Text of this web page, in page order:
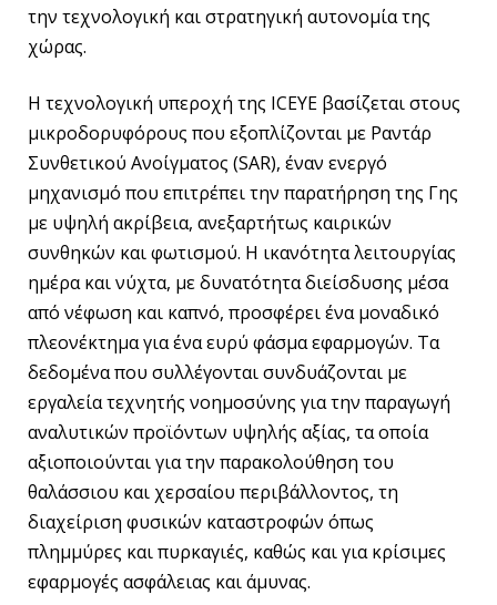
την τεχνολογική και στρατηγική αυτονομία της
χώρας.
Η τεχνολογική υπεροχή της ICEYE βασίζεται στους
μικροδορυφόρους που εξοπλίζονται με Ραντάρ
Συνθετικού Ανοίγματος (SAR), έναν ενεργό
μηχανισμό που επιτρέπει την παρατήρηση της Γης
με υψηλή ακρίβεια, ανεξαρτήτως καιρικών
συνθηκών και φωτισμού. Η ικανότητα λειτουργίας
ημέρα και νύχτα, με δυνατότητα διείσδυσης μέσα
από νέφωση και καπνό, προσφέρει ένα μοναδικό
πλεονέκτημα για ένα ευρύ φάσμα εφαρμογών. Τα
δεδομένα που συλλέγονται συνδυάζονται με
εργαλεία τεχνητής νοημοσύνης για την παραγωγή
αναλυτικών προϊόντων υψηλής αξίας, τα οποία
αξιοποιούνται για την παρακολούθηση του
θαλάσσιου και χερσαίου περιβάλλοντος, τη
διαχείριση φυσικών καταστροφών όπως
πλημμύρες και πυρκαγιές, καθώς και για κρίσιμες
εφαρμογές ασφάλειας και άμυνας.